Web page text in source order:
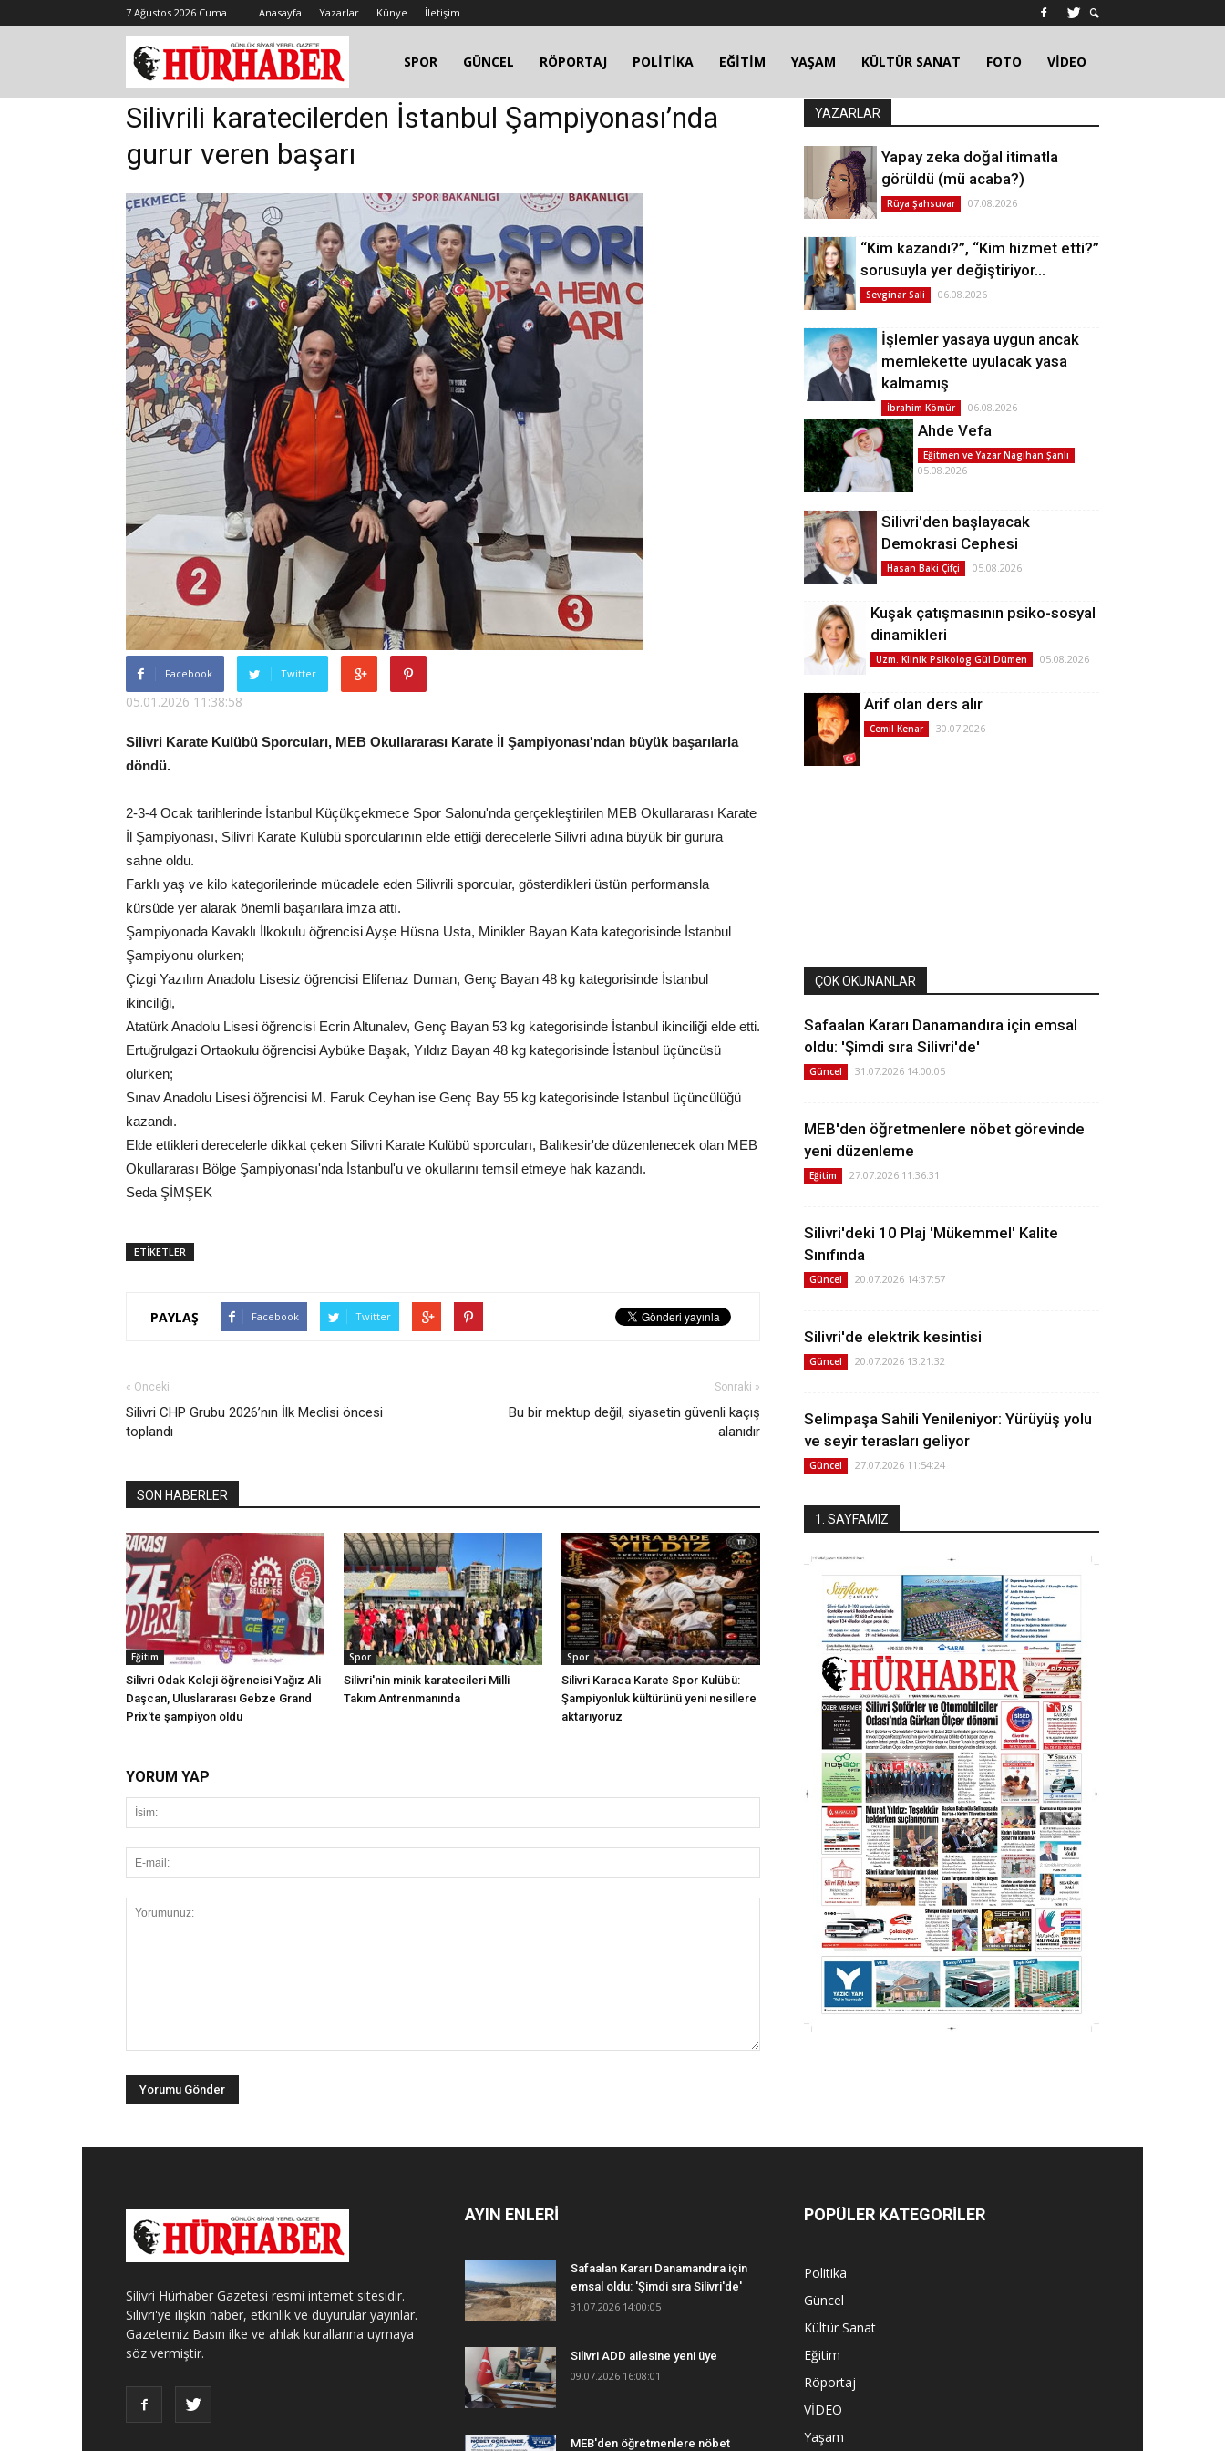
7 Ağustos 2026 Cuma Anasayfa Yazarlar Künye İletişim
SPOR GÜNCEL RÖPORTAJ POLİTİKA EĞİTİM YAŞAM KÜLTÜR SANAT FOTO VİDEO
Silivrili karatecilerden İstanbul Şampiyonası’nda
gurur veren başarı
Facebook Twitter
05.01.2026 11:38:58
Silivri Karate Kulübü Sporcuları, MEB Okullararası Karate İl Şampiyonası'ndan büyük başarılarla
döndü.
2-3-4 Ocak tarihlerinde İstanbul Küçükçekmece Spor Salonu'nda gerçekleştirilen MEB Okullararası Karate
İl Şampiyonası, Silivri Karate Kulübü sporcularının elde ettiği derecelerle Silivri adına büyük bir gurura
sahne oldu.
Farklı yaş ve kilo kategorilerinde mücadele eden Silivrili sporcular, gösterdikleri üstün performansla
kürsüde yer alarak önemli başarılara imza attı.
Şampiyonada Kavaklı İlkokulu öğrencisi Ayşe Hüsna Usta, Minikler Bayan Kata kategorisinde İstanbul
Şampiyonu olurken;
Çizgi Yazılım Anadolu Lisesiz öğrencisi Elifenaz Duman, Genç Bayan 48 kg kategorisinde İstanbul
ikinciliği,
Atatürk Anadolu Lisesi öğrencisi Ecrin Altunalev, Genç Bayan 53 kg kategorisinde İstanbul ikinciliği elde etti.
Ertuğrulgazi Ortaokulu öğrencisi Aybüke Başak, Yıldız Bayan 48 kg kategorisinde İstanbul üçüncüsü
olurken;
Sınav Anadolu Lisesi öğrencisi M. Faruk Ceyhan ise Genç Bay 55 kg kategorisinde İstanbul üçüncülüğü
kazandı.
Elde ettikleri derecelerle dikkat çeken Silivri Karate Kulübü sporcuları, Balıkesir'de düzenlenecek olan MEB
Okullararası Bölge Şampiyonası'nda İstanbul'u ve okullarını temsil etmeye hak kazandı.
Seda ŞİMŞEK
ETİKETLER
PAYLAŞ Facebook Twitter
« Önceki
Silivri CHP Grubu 2026’nın İlk Meclisi öncesi
toplandı
Sonraki »
Bu bir mektup değil, siyasetin güvenli kaçış
alanıdır
SON HABERLER
Eğitim
Silivri Odak Koleji öğrencisi Yağız Ali
Daşcan, Uluslararası Gebze Grand
Prix'te şampiyon oldu
Spor
Silivri'nin minik karatecileri Milli
Takım Antrenmanında
Spor
Silivri Karaca Karate Spor Kulübü:
Şampiyonluk kültürünü yeni nesillere
aktarıyoruz
YORUM YAP
YAZARLAR
Yapay zeka doğal itimatla
görüldü (mü acaba?)
Rüya Şahsuvar 07.08.2026
“Kim kazandı?”, “Kim hizmet etti?”
sorusuyla yer değiştiriyor…
Sevginar Sali 06.08.2026
İşlemler yasaya uygun ancak
memlekette uyulacak yasa
kalmamış
İbrahim Kömür 06.08.2026
Ahde Vefa
Eğitmen ve Yazar Nagihan Şanlı
05.08.2026
Silivri'den başlayacak
Demokrasi Cephesi
Hasan Baki Çifçi 05.08.2026
Kuşak çatışmasının psiko-sosyal
dinamikleri
Uzm. Klinik Psikolog Gül Dümen 05.08.2026
Arif olan ders alır
Cemil Kenar 30.07.2026
ÇOK OKUNANLAR
Safaalan Kararı Danamandıra için emsal
oldu: 'Şimdi sıra Silivri'de'
Güncel 31.07.2026 14:00:05
MEB'den öğretmenlere nöbet görevinde
yeni düzenleme
Eğitim 27.07.2026 11:36:31
Silivri'deki 10 Plaj 'Mükemmel' Kalite
Sınıfında
Güncel 20.07.2026 14:37:57
Silivri'de elektrik kesintisi
Güncel 20.07.2026 13:21:32
Selimpaşa Sahili Yenileniyor: Yürüyüş yolu
ve seyir terasları geliyor
Güncel 27.07.2026 11:54:24
1. SAYFAMIZ
Silivri Hürhaber Gazetesi resmi internet sitesidir.
Silivri'ye ilişkin haber, etkinlik ve duyurular yayınlar.
Gazetemiz Basın ilke ve ahlak kurallarına uymaya
söz vermiştir.
AYIN ENLERİ
Safaalan Kararı Danamandıra için
emsal oldu: 'Şimdi sıra Silivri'de'
31.07.2026 14:00:05
Silivri ADD ailesine yeni üye
09.07.2026 16:08:01
MEB'den öğretmenlere nöbet
POPÜLER KATEGORİLER
Politika
Güncel
Kültür Sanat
Eğitim
Röportaj
VİDEO
Yaşam